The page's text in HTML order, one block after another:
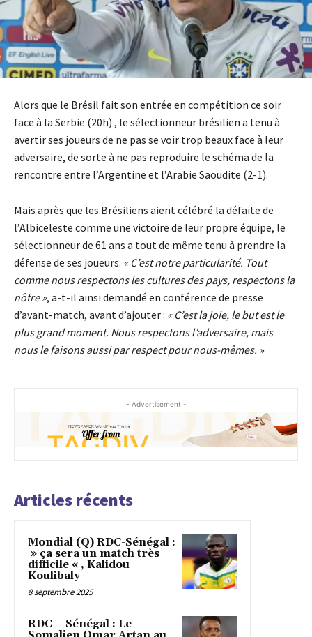
Alors que le Brésil fait son entrée en compétition ce soir
face à la Serbie (20h) , le sélectionneur brésilien a tenu à
avertir ses joueurs de ne pas se voir trop beaux face à leur
adversaire, de sorte à ne pas reproduire le schéma de la
rencontre entre l’Argentine et l’Arabie Saoudite (2-1).
Mais après que les Brésiliens aient célébré la défaite de
l’Albiceleste comme une victoire de leur propre équipe, le
sélectionneur de 61 ans a tout de même tenu à prendre la
défense de ses joueurs. « C’est notre particularité. Tout
comme nous respectons les cultures des pays, respectons la
nôtre », a-t-il ainsi demandé en conférence de presse
d’avant-match, avant d’ajouter : « C’est la joie, le but est le
plus grand moment. Nous respectons l’adversaire, mais
nous le faisons aussi par respect pour nous-mêmes. »
- Advertisement -
Articles récents
Mondial (Q) RDC-Sénégal :
» ça sera un match très
difficile « , Kalidou
Koulibaly
8 septembre 2025
RDC – Sénégal : Le